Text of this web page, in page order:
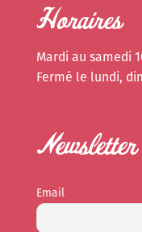
Horaires
Mardi au samedi
Fermé le lundi,
Newsletter
Email